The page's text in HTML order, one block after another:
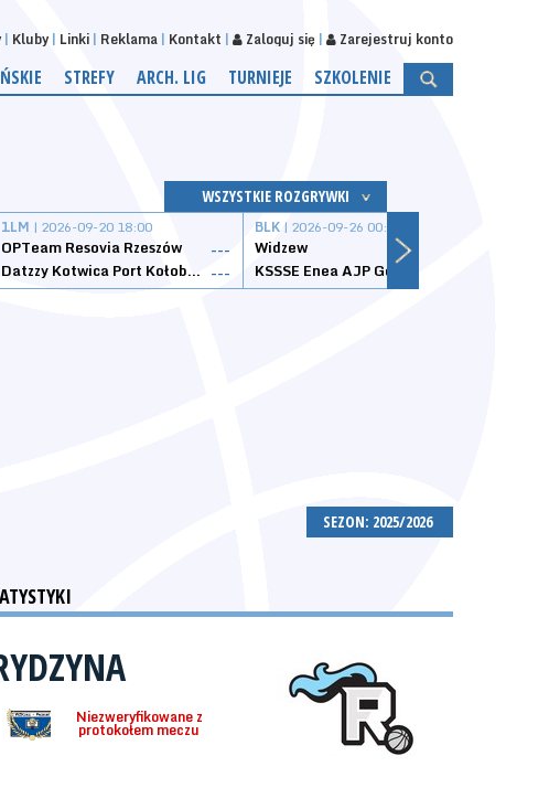
Kluby Linki Reklama Kontakt Zaloguj się Zarejestruj konto
STREFY ARCH. LIG TURNIEJE SZKOLENIE
WSZYSTKIE ROZGRYWKI
1LM | 2026-09-20 18:00
OPTeam Resovia Rzeszów
---
Datzzy Kotwica Port Kołobrzeg ---
BLK | 2026-09-26 00:00
Widzew
SEZON: 2025/2026
Niezweryfikowane z
protokołem meczu